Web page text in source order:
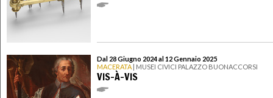
Dal 28 Giugno 2024 al 12 Gennaio 2025
MACERATA | MUSEI CIVICI PALAZZO BUONACCORSI
VIS-À-VIS